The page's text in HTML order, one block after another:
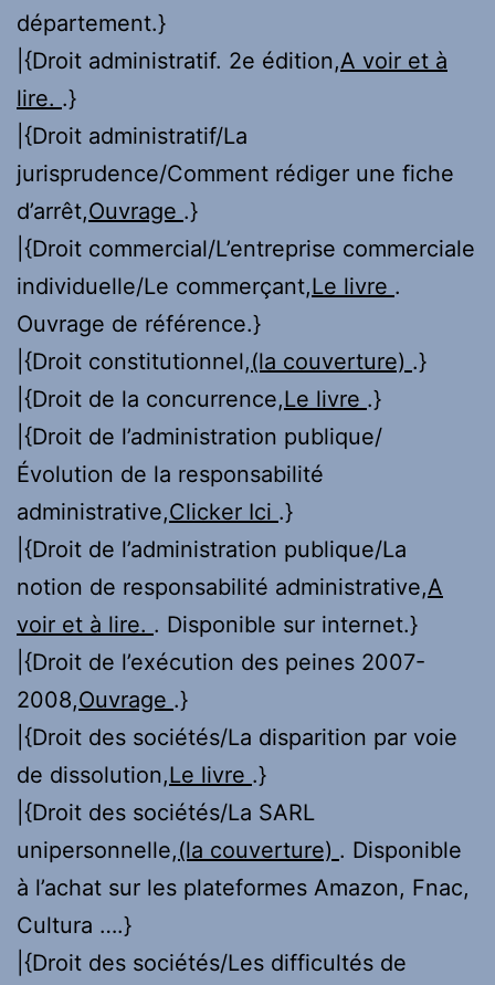
département.}
|{Droit administratif. 2e édition,A voir et à
lire. .}
|{Droit administratif/La
jurisprudence/Comment rédiger une fiche
d’arrêt,Ouvrage .}
|{Droit commercial/L’entreprise commerciale
individuelle/Le commerçant,Le livre .
Ouvrage de référence.}
|{Droit constitutionnel,(la couverture) .}
|{Droit de la concurrence,Le livre .}
|{Droit de l’administration publique/
Évolution de la responsabilité
administrative,Clicker Ici .}
|{Droit de l’administration publique/La
notion de responsabilité administrative,A
voir et à lire. . Disponible sur internet.}
|{Droit de l’exécution des peines 2007-
2008,Ouvrage .}
|{Droit des sociétés/La disparition par voie
de dissolution,Le livre .}
|{Droit des sociétés/La SARL
unipersonnelle,(la couverture) . Disponible
à l’achat sur les plateformes Amazon, Fnac,
Cultura ….}
|{Droit des sociétés/Les difficultés de